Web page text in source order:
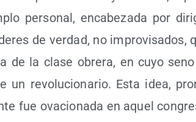
per­so­nal, enca­be­za­da por
de ver­dad, no impro­vi­sa­dos,
de la cla­se obre­ra, en cuyo
un revo­lu­cio­na­rio. Esta idea,
fue ova­cio­na­da en aquel